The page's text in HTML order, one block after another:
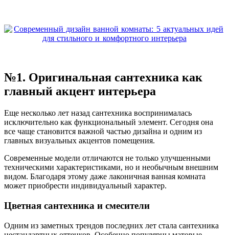
№1. Оригинальная сантехника как
главный акцент интерьера
Еще несколько лет назад сантехника воспринималась
исключительно как функциональный элемент. Сегодня она
все чаще становится важной частью дизайна и одним из
главных визуальных акцентов помещения.
Современные модели отличаются не только улучшенными
техническими характеристиками, но и необычным внешним
видом. Благодаря этому даже лаконичная ванная комната
может приобрести индивидуальный характер.
Цветная сантехника и смесители
Одним из заметных трендов последних лет стала сантехника